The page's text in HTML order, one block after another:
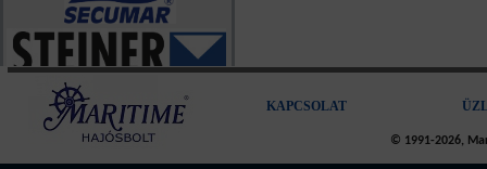
KAPCSOLAT
© 1991-2026,